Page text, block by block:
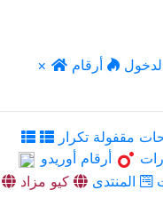
×
أرقام
مقفولة تكرار
أرقام أوريدو
المنتدى
كيو مزاد